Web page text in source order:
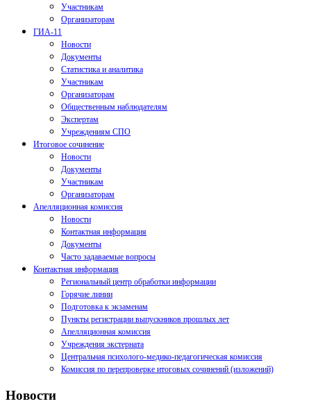
Участникам
Организаторам
ГИА-11
Новости
Документы
Статистика и аналитика
Участникам
Организаторам
Общественным наблюдателям
Экспертам
Учреждениям СПО
Итоговое сочинение
Новости
Документы
Участникам
Организаторам
Апелляционная комиссия
Новости
Контактная информация
Документы
Часто задаваемые вопросы
Контактная информация
Региональный центр обработки информации
Горячие линии
Подготовка к экзаменам
Пункты регистрации выпускников прошлых лет
Апелляционная комиссия
Учреждения экстерната
Центральная психолого-медико-педагогическая комиссия
Комиссия по перепроверке итоговых сочинений (изложений)
Новости